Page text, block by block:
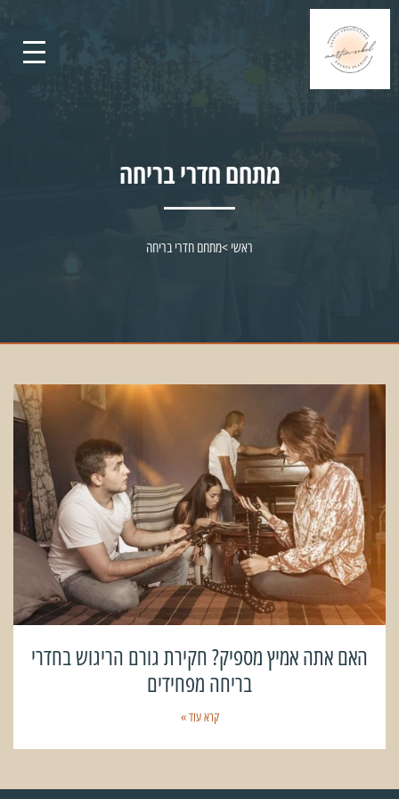
מתחם חדרי בריחה
ראשי>מתחם חדרי בריחה
האם אתה אמיץ מספיק? חקירת גורם הריגוש בחדרי
בריחה מפחידים
קרא עוד »